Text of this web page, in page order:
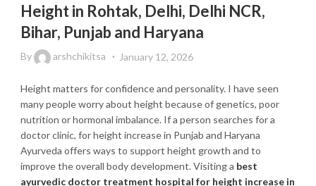
Height in Rohtak, Delhi, Delhi NCR,
Bihar, Punjab and Haryana
By arshchikitsa January 12, 2026
Height matters for confidence and personality. I have seen
many people worry about height because of genetics, poor
nutrition or hormonal imbalance. If a person searches for a
doctor clinic, for height increase in Punjab and Haryana
Ayurveda offers ways to support height growth and to
improve the overall body development. Visiting a best
ayurvedic doctor treatment hospital for height increase in